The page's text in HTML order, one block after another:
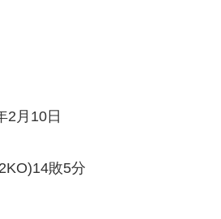
2月10日
敗5分